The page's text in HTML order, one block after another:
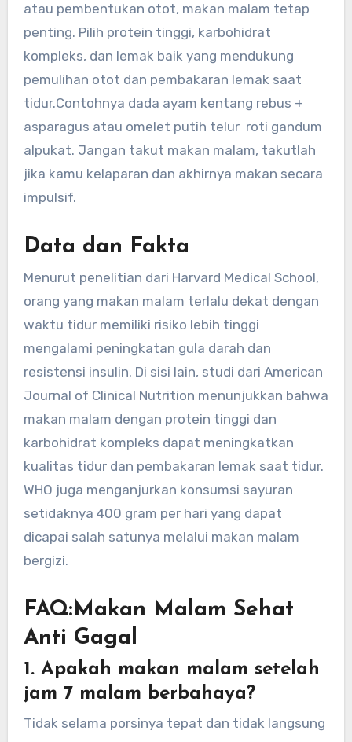
atau pembentukan otot, makan malam tetap
penting. Pilih protein tinggi, karbohidrat
kompleks, dan lemak baik yang mendukung
pemulihan otot dan pembakaran lemak saat
tidur.Contohnya dada ayam kentang rebus +
asparagus atau omelet putih telur roti gandum
alpukat. Jangan takut makan malam, takutlah
jika kamu kelaparan dan akhirnya makan secara
impulsif.
Data dan Fakta
Menurut penelitian dari Harvard Medical School,
orang yang makan malam terlalu dekat dengan
waktu tidur memiliki risiko lebih tinggi
mengalami peningkatan gula darah dan
resistensi insulin. Di sisi lain, studi dari American
Journal of Clinical Nutrition menunjukkan bahwa
makan malam dengan protein tinggi dan
karbohidrat kompleks dapat meningkatkan
kualitas tidur dan pembakaran lemak saat tidur.
WHO juga menganjurkan konsumsi sayuran
setidaknya 400 gram per hari yang dapat
dicapai salah satunya melalui makan malam
bergizi.
FAQ:Makan Malam Sehat
Anti Gagal
1. Apakah makan malam setelah
jam 7 malam berbahaya?
Tidak selama porsinya tepat dan tidak langsung